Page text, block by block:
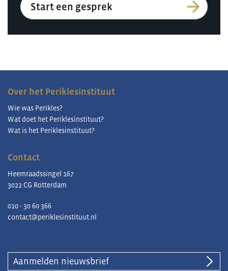
Start een gesprek
Over het Periklesinstituut
Wie was Perikles?
Wat doet het Periklesinstituut?
Wat is het Periklesinstituut?
Contact
Heemraadssingel 167
3022 CG Rotterdam
010 - 30 60 366
contact@periklesinstituut.nl
Aanmelden nieuwsbrief